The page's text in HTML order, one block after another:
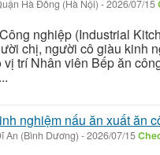
Hà Đông (Hà Nội) -2026/07/15
nghiệp (Industrial
chị, người cô giàu kinh
trí Nhân viên Bếp ăn
nghiệm nấu ăn xuất ăn
An (Bình Dương) -2026/07/15